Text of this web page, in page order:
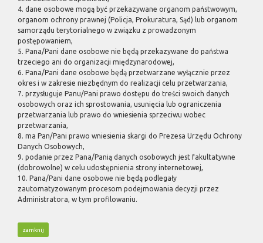
4. dane osobowe mogą być przekazywane organom państwowym,
organom ochrony prawnej (Policja, Prokuratura, Sąd) lub organom
samorządu terytorialnego w związku z prowadzonym
postępowaniem,
5. Pana/Pani dane osobowe nie będą przekazywane do państwa
trzeciego ani do organizacji międzynarodowej,
6. Pana/Pani dane osobowe będą przetwarzane wyłącznie przez
okres i w zakresie niezbędnym do realizacji celu przetwarzania,
7. przysługuje Panu/Pani prawo dostępu do treści swoich danych
osobowych oraz ich sprostowania, usunięcia lub ograniczenia
przetwarzania lub prawo do wniesienia sprzeciwu wobec
przetwarzania,
8. ma Pan/Pani prawo wniesienia skargi do Prezesa Urzędu Ochrony
Danych Osobowych,
9. podanie przez Pana/Panią danych osobowych jest fakultatywne
(dobrowolne) w celu udostępnienia strony internetowej,
10. Pana/Pani dane osobowe nie będą podlegały
zautomatyzowanym procesom podejmowania decyzji przez
Administratora, w tym profilowaniu.
zamknij